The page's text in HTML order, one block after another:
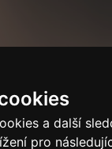
a další
pro